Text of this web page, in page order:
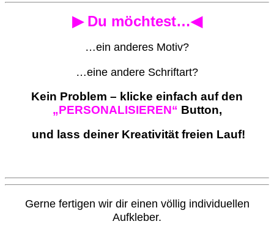
▶ Du möchtest…◀
…ein anderes Motiv?
…eine andere Schriftart?
Kein Problem – klicke einfach auf den
„PERSONALISIEREN“ Button,
und lass deiner Kreativität freien Lauf!
Gerne fertigen wir dir einen völlig individuellen
Aufkleber.